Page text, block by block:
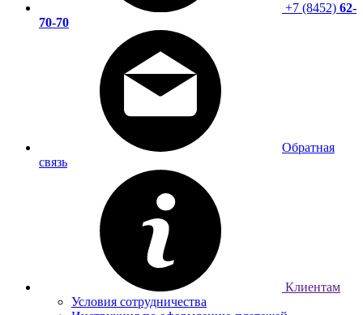
+7 (8452) 62-
70-70
Обратная
связь
Клиентам
Условия сотрудничества